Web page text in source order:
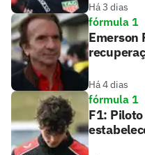
Há 3 dias
fórmula 1
Emerson
Há 4 dias
fórmula 1
F1: